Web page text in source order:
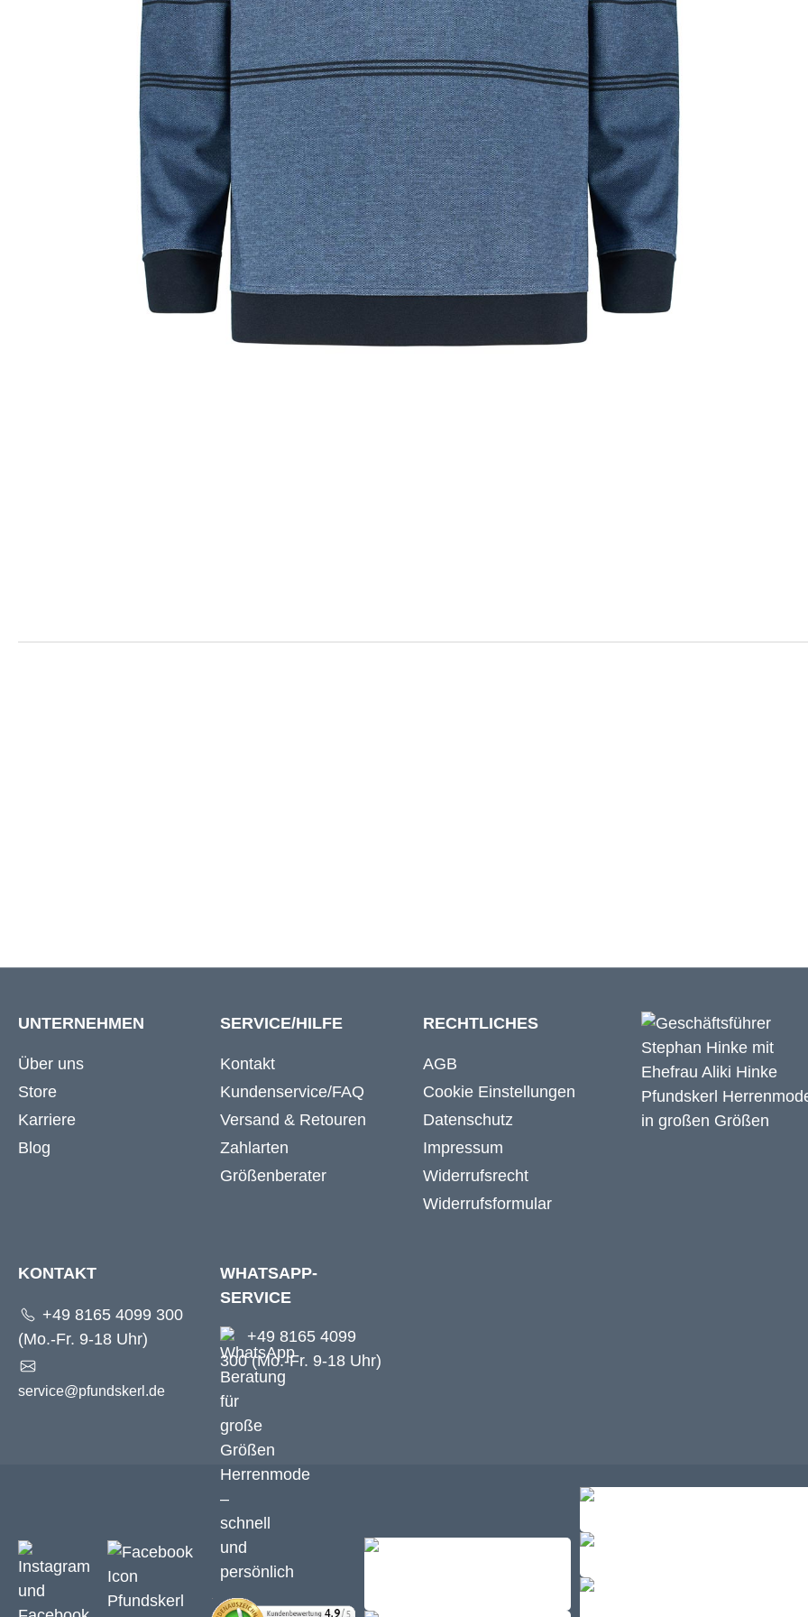
UNTERNEHMEN
Über uns
Store
Karriere
Blog
SERVICE/HILFE
Kontakt
Kundenservice/FAQ
Versand & Retouren
Zahlarten
Größenberater
RECHTLICHES
AGB
Cookie Einstellungen
Datenschutz
Impressum
Widerrufsrecht
Widerrufsformular
KONTAKT
+49 8165 4099 300
(Mo.-Fr. 9-18 Uhr)
service@pfundskerl.de
WHATSAPP-
SERVICE
+49 8165 4099
300 (Mo.-Fr. 9-18 Uhr)